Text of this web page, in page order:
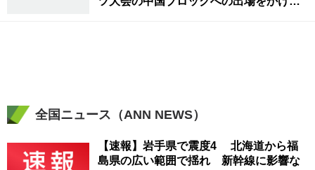
全国ニュース（ANN NEWS）
【速報】岩手県で震度4 北海道から福
島県の広い範囲で揺れ 新幹線に影響な